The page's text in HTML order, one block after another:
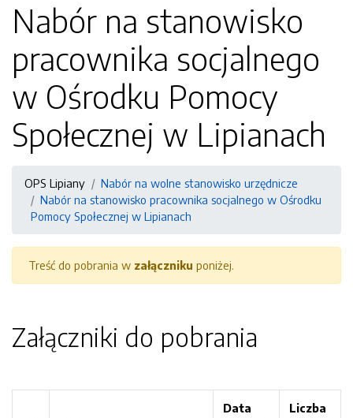
Nabór na stanowisko
pracownika socjalnego
w Ośrodku Pomocy
Społecznej w Lipianach
OPS Lipiany
Nabór na wolne stanowisko urzędnicze
Nabór na stanowisko pracownika socjalnego w Ośrodku
Pomocy Społecznej w Lipianach
Treść do pobrania w załączniku poniżej.
Załączniki do pobrania
Data
Liczba